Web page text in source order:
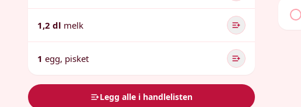
1,2 dl melk
1 egg, pisket
Legg alle i handlelisten